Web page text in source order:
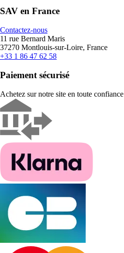
SAV en France
Contactez-nous
11 rue Bernard Maris
37270 Montlouis-sur-Loire, France
+33 1 86 47 62 58
Paiement sécurisé
Achetez sur notre site en toute confiance